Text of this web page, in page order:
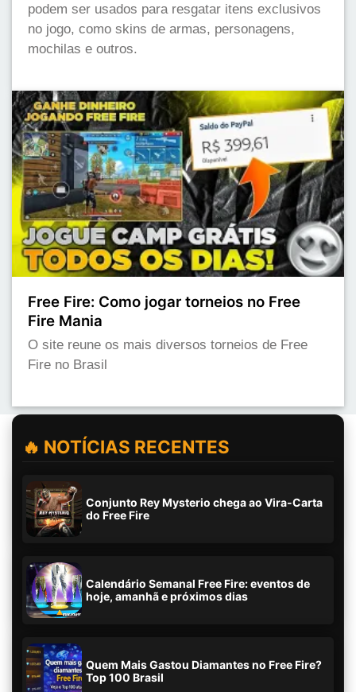
podem ser usados para resgatar itens exclusivos
no jogo, como skins de armas, personagens,
mochilas e outros.
Free Fire: Como jogar torneios no Free
Fire Mania
O site reune os mais diversos torneios de Free
Fire no Brasil
🔥 NOTÍCIAS RECENTES
Conjunto Rey Mysterio chega ao Vira-Carta
do Free Fire
Calendário Semanal Free Fire: eventos de
hoje, amanhã e próximos dias
Quem Mais Gastou Diamantes no Free Fire?
Top 100 Brasil